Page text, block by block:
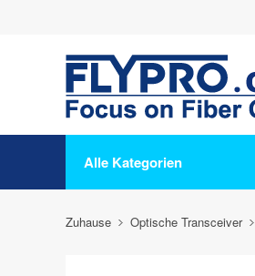
Alle Kategorien
Zuhause Optische Transceiver